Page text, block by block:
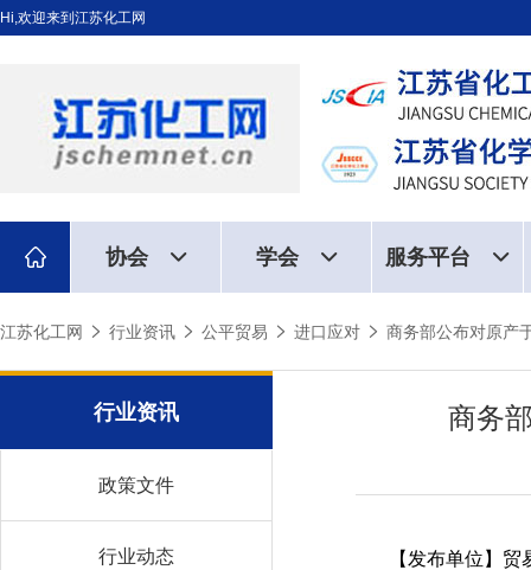
Hi,欢迎来到江苏化工网
协会 学会 服务平台
江苏化工网 行业资讯 公平贸易 进口应对 商务部公布对原产
行业资讯
政策文件
行业动态
商务
【发布单位】贸